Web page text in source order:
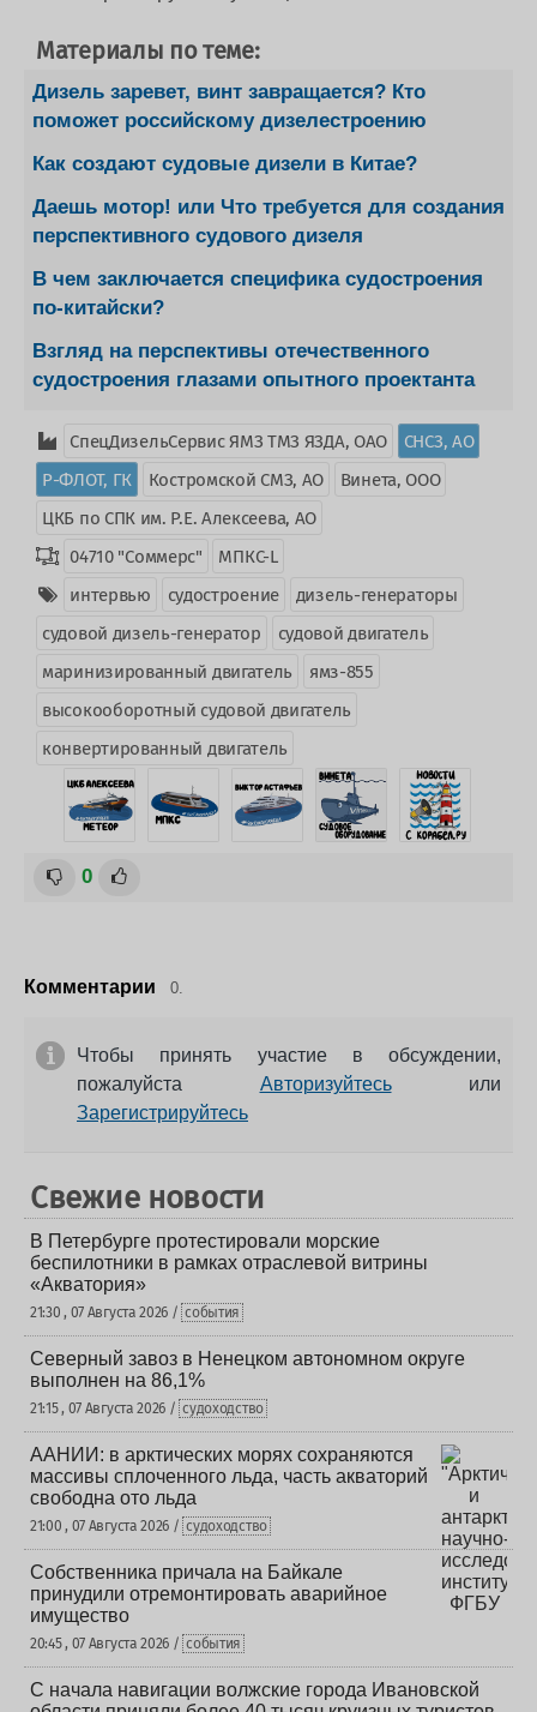
Материалы по теме:
Дизель заревет, винт завращается? Кто
поможет российскому дизелестроению
Как создают судовые дизели в Китае?
Даешь мотор! или Что требуется для создания
перспективного судового дизеля
В чем заключается специфика судостроения
по-китайски?
Взгляд на перспективы отечественного
судостроения глазами опытного проектанта
СпецДизельСервис ЯМЗ ТМЗ ЯЗДА, ОАО
СНСЗ, АО
Р-ФЛОТ, ГК
Костромской СМЗ, АО
Винета, ООО
ЦКБ по СПК им. Р.Е. Алексеева, АО
04710 "Соммерс"
МПКС-L
интервью
судостроение
дизель-генераторы
судовой дизель-генератор
судовой двигатель
маринизированный двигатель
ямз-855
высокооборотный судовой двигатель
конвертированный двигатель
0
Комментарии 0.
Чтобы принять участие в обсуждении,
пожалуйста Авторизуйтесьили
Зарегистрируйтесь
Свежие новости
В Петербурге протестировали морские
беспилотники в рамках отраслевой витрины
«Акватория»
21:30 , 07 Августа 2026 / события
Северный завоз в Ненецком автономном округе
выполнен на 86,1%
21:15 , 07 Августа 2026 / судоходство
ААНИИ: в арктических морях сохраняются
массивы сплоченного льда, часть акваторий
свободна ото льда
21:00 , 07 Августа 2026 / судоходство
Собственника причала на Байкале
принудили отремонтировать аварийное
имущество
20:45 , 07 Августа 2026 / события
С начала навигации волжские города Ивановской